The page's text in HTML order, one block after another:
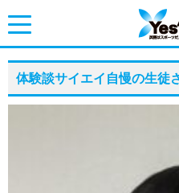
toggle
体験談サイエイ自慢の生徒